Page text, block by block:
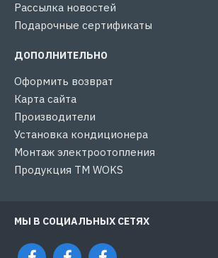
Рассылка новостей
Подарочные сертификаты
ДОПОЛНИТЕЛЬНО
Оформить возврат
Карта сайта
Производители
Установка кондиционера
Монтаж электроотопления
Продукция ТМ WOKS
МЫ В СОЦИАЛЬНЫХ СЕТЯХ